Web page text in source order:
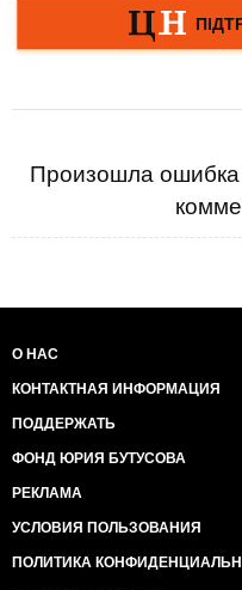
Произошла ошибка
О НАС
КОНТАКТНАЯ ИНФОРМАЦИЯ
ПОДДЕРЖАТЬ
ФОНД ЮРИЯ БУТУСОВА
РЕКЛАМА
УСЛОВИЯ ПОЛЬЗОВАНИЯ
ПОЛИТИКА